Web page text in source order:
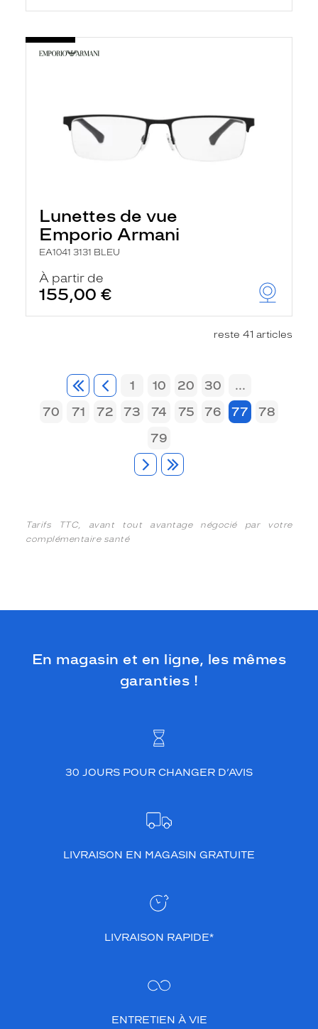
Lunettes de vue
Emporio Armani
EA1041 3131 BLEU
À partir de
155,00 €
reste 41 articles
1 10 20 30
...
70
71 72 73 74 75 76 77
78
79
Tarifs TTC, avant tout avantage négocié par votre
complémentaire santé
En magasin et en ligne, les mêmes
garanties !
30 JOURS POUR CHANGER D’AVIS
LIVRAISON EN MAGASIN GRATUITE
LIVRAISON RAPIDE*
ENTRETIEN À VIE